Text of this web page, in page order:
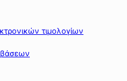
τιμολογίων